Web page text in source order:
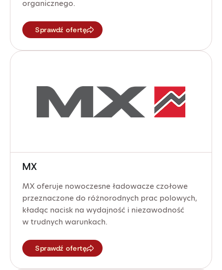
organicznego.
Sprawdź ofertę
MX
MX oferuje nowoczesne ładowacze czołowe
przeznaczone do różnorodnych prac polowych,
kładąc nacisk na wydajność i niezawodność
w trudnych warunkach.
Sprawdź ofertę